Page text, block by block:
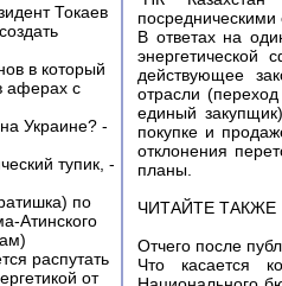
Токаев
в который
аферах с
Украине? -
тупик, -
по
Атинского
распутать
от
В ответах на
энергетической
действующее
отрасли
единый
покупке и
отклонения
планы.
ЧИТАЙТЕ ТАКЖЕ
Отчего после
Что касается